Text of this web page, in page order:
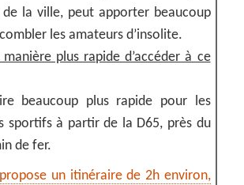
de la ville, peut apporter beaucoup
les amateurs d’insolite.
plus rapide d’accéder à ce
beaucoup plus rapide pour les
sportifs à partir de la D65, près du
de fer.
un itinéraire de 2h environ,